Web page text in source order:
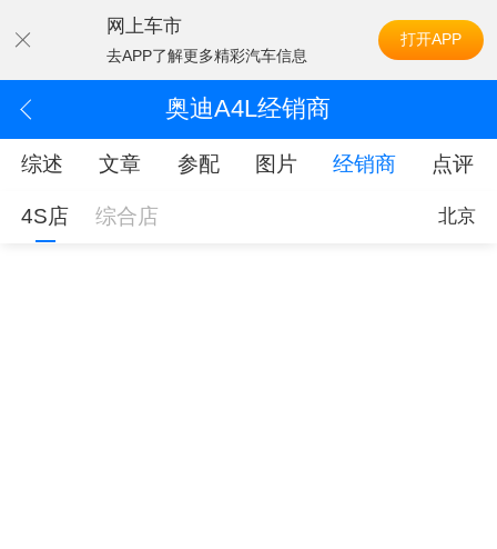
网上车市
去APP了解更多精彩汽车信息
打开APP
奥迪A4L经销商
综述 文章 参配 图片 经销商 点评
4S店 综合店 北京